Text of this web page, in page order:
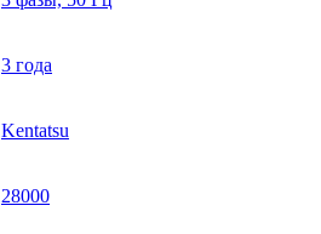
3 года
Kentatsu
28000